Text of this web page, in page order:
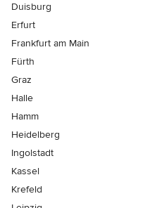
Duisburg
Erfurt
Frankfurt am Main
Fürth
Graz
Halle
Hamm
Heidelberg
Ingolstadt
Kassel
Krefeld